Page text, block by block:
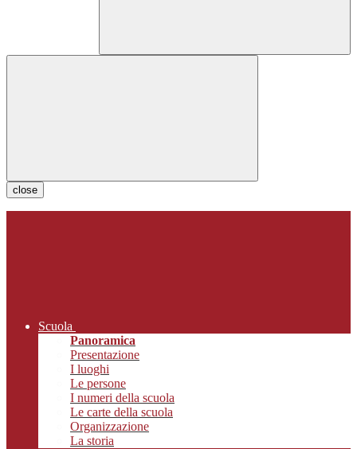
close
Scuola
Panoramica
Presentazione
I luoghi
Le persone
I numeri della scuola
Le carte della scuola
Organizzazione
La storia